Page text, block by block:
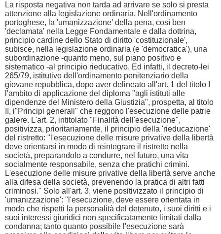
La risposta negativa non tarda ad arrivare se solo si presta
attenzione alla legislazione ordinaria. Nell'ordinamento
portoghese, la 'umanizzazione' della pena, così ben
'declamata' nella Legge Fondamentale e dalla dottrina,
principio cardine dello Stato di diritto 'costituzionale',
subisce, nella legislazione ordinaria (e 'democratica'), una
subordinazione -quanto meno, sul piano positivo e
sistematico -al principio rieducativo. Ed infatti, il decreto-lei
265/79, istitutivo dell'ordinamento penitenziario della
giovane repubblica, dopo aver delineato all'art. 1 del titolo I
l'ambito di applicazione del diploma "agli istituti alle
dipendenze del Ministero della Giustizia", prospetta, al titolo
II, i"Principi generali" che reggono l'esecuzione delle patrie
galere. L'art. 2, intitolato "Finalità dell'esecuzione",
positivizza, prioritariamente, il principio della 'rieducazione'
del ristretto: "l'esecuzione delle misure privative della libertà
deve orientarsi in modo di reintegrare il ristretto nella
società, preparandolo a condurre, nel futuro, una vita
socialmente responsabile, senza che pratichi crimini.
L'esecuzione delle misure privative della libertà serve anche
alla difesa della società, prevenendo la pratica di altri fatti
criminosi." Solo all'art. 3, viene positivizzato il principio di
'umanizzazione': "l'esecuzione, deve essere orientata in
modo che rispetti la personalità del detenuto, i suoi diritti e i
suoi interessi giuridici non specificatamente limitati dalla
condanna; tanto quanto possibile l'esecuzione sarà